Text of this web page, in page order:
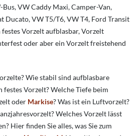
VW Caddy Maxi, Camper-Van,
Ducato, VW T5/T6, VW T4, Ford Transit
Vorzelt aufblasbar, Vorzelt
oder aber ein Vorzelt freistehend
Wie stabil sind aufblasbare
festes Vorzelt? Welche Tiefe beim
oder Markise? Was ist ein Luftvorzelt?
Welches Vorzelt lässt
Hier finden Sie alles, was Sie zum